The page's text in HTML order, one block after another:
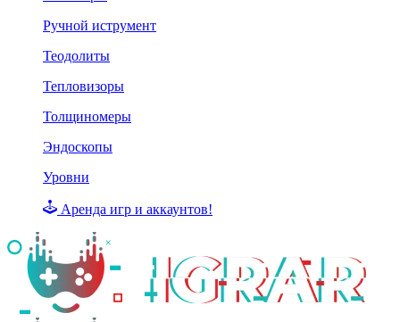
Ручной иструмент
Теодолиты
Тепловизоры
Толщиномеры
Эндоскопы
Уровни
Аренда игр и аккаунтов!